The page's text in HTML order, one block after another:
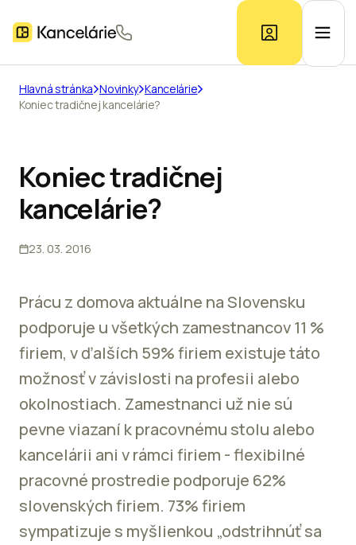
Prieskum trhu
Hlavná stránka Novinky Kancelárie
Koniec tradičnej kancelárie?
Koniec tradičnej
kancelárie?
23. 03. 2016
Prácu z domova aktuálne na Slovensku
podporuje u všetkých zamestnancov 11 %
firiem, v ďalších 59% firiem existuje táto
možnosť v závislosti na profesii alebo
okolnostiach. Zamestnanci už nie sú
pevne viazaní k pracovnému stolu alebo
kancelárii ani v rámci firiem - flexibilné
pracovné prostredie podporuje 62%
slovenských firiem. 73% firiem
sympatizuje s myšlienkou „odstrihnúť sa